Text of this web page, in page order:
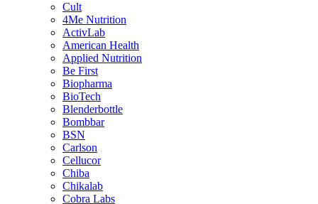
Cult
4Me Nutrition
ActivLab
American Health
Applied Nutrition
Be First
Biopharma
BioTech
Blenderbottle
Bombbar
BSN
Carlson
Cellucor
Chiba
Chikalab
Cobra Labs